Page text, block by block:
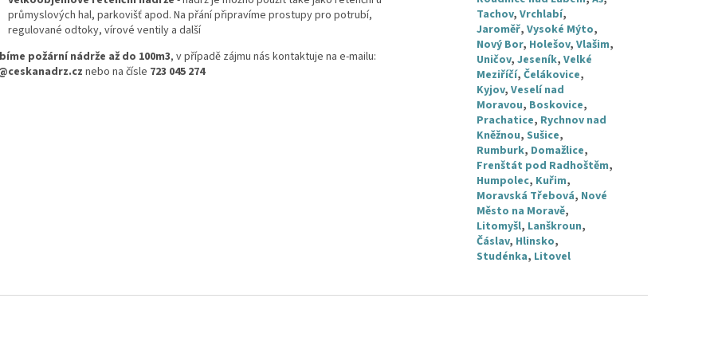
průmyslových hal, parkovišť apod. Na přání připravíme prostupy pro potrubí,
regulované odtoky, vírové ventily a další
požární nádrže až do 100m3, v případě zájmu nás kontaktuje na e-mailu:
nebo na čísle 723 045 274
Tachov,Vrchlabí,
Jaroměř,Vysoké Mýto,
Nový Bor, Holešov,Vlašim,
Uničov,Jeseník,Velké
Meziříčí,Čelákovice,
Kyjov,Veselí nad
Moravou, Boskovice,
Prachatice, Rychnov nad
Kněžnou,Sušice,
Rumburk, Domažlice,
Frenštát pod Radhoštěm,
Humpolec, Kuřim,
Moravská Třebová, Nové
Město na Moravě,
Litomyšl, Lanškroun,
Čáslav, Hlinsko,
Studénka, Litovel